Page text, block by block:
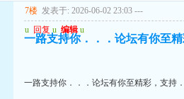
7楼 发表于: 2026-06-02 23:03 ---
u 回复 u 编辑 u
一路支持你．．．论坛有你至精
一路支持你．．．论坛有你至精彩，支持．